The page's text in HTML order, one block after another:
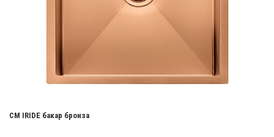
CM IRIDE бакар бронза